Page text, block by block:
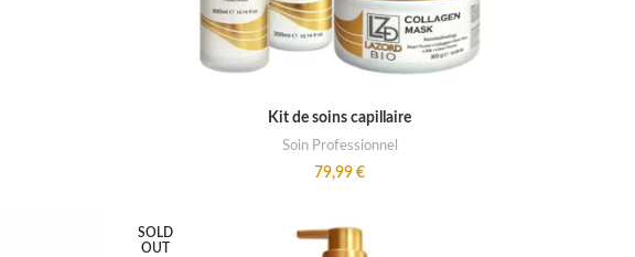
ADD TO CART
Kit de soins capillaire
Soin Professionnel
79,99 €
SOLD
OUT